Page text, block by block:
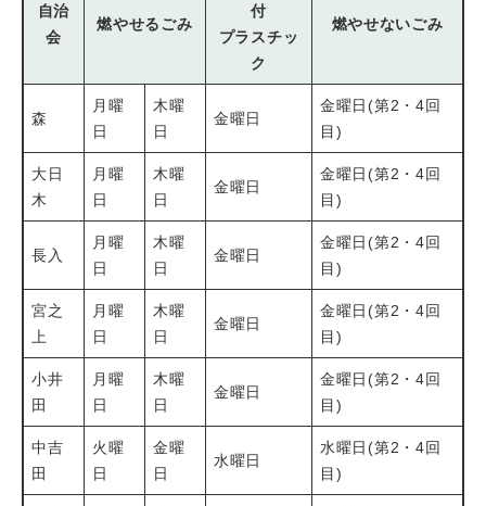
自治
会
燃やせるごみ
付
プラスチッ
ク
燃やせないごみ
森
月曜
日
木曜
日
金曜日
金曜日(第2・4回
目)
大日
木
月曜
日
木曜
日
金曜日
金曜日(第2・4回
目)
長入
月曜
日
木曜
日
金曜日
金曜日(第2・4回
目)
宮之
上
月曜
日
木曜
日
金曜日
金曜日(第2・4回
目)
小井
田
月曜
日
木曜
日
金曜日
金曜日(第2・4回
目)
中吉
田
火曜
日
金曜
日
水曜日
水曜日(第2・4回
目)